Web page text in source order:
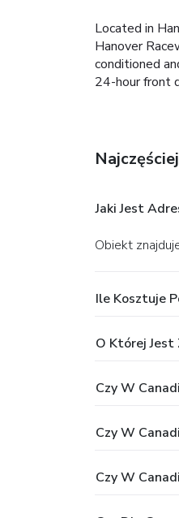
Located in
Hanover
conditioned
24-hour front
Jaki Jest
Obiekt
Ile Kosztuje
O Której
Czy W
Czy W
Czy W